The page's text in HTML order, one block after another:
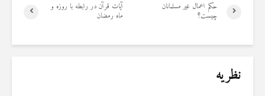
آیات قرآن در رابطه با روزه و
ماه رمضان
حکم اعمال غیر مسلمانان
چیست؟
نظریه